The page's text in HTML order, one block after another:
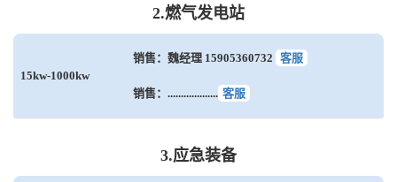
2.燃气发电站
15kw-1000kw
销售：魏经理 15905360732 客服
销售：................... 客服
3.应急装备